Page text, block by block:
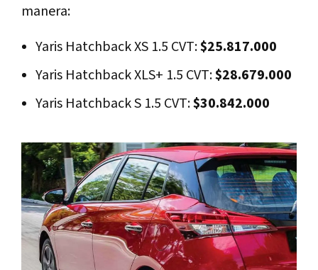
manera:
Yaris Hatchback XS 1.5 CVT:$25.817.000
Yaris Hatchback XLS+ 1.5 CVT:$28.679.000
Yaris Hatchback S 1.5 CVT:$30.842.000